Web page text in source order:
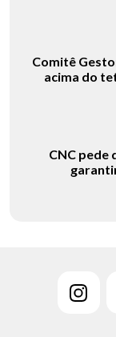
Comitê
acima do
CNC pede